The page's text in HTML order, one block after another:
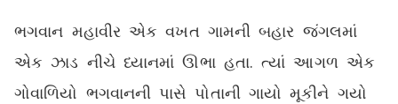
ભગવાન મહાવીર એક વખત ગામની બહાર જંગલમાં
એક ઝાડ નીચે ધ્યાનમાં ઊભા હતા. ત્યાં આગળ એક
ગોવાળિયો ભગવાનની પાસે પોતાની ગાયો મૂકીને ગયો